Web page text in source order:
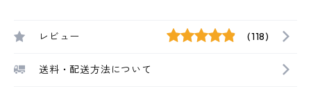
レビュー (118)
送料・配送方法について